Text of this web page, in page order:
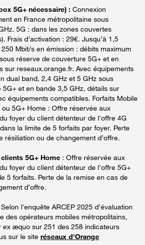
5G+ nécessaire) : Connexion
en France métropolitaine sous
5G : dans les zones couvertes
Frais d’activation : 29€. Jusqu’à 1,5
Mbit/s en émission : débits maximum
réserve de couverture 5G+ et en
sur reseaux.orange.fr. Avec équipements
dual band, 2,4 GHz et 5 GHz sous
et en bande 3,5 GHz, détails sur
équipements compatibles. Forfaits Mobile
5G+ Home : Offre réservée aux
foyer du client détenteur de l'offre 4G
la limite de 5 forfaits par foyer. Perte
résiliation ou de changement d’offre.
5G+ Home : Offre réservée aux
foyer du client détenteur de l'offre 5G+
5 forfaits. Perte de la remise en cas de
d’offre.
Selon l’enquête ARCEP 2025 d’évaluation
des opérateurs mobiles métropolitains,
ex æquo sur 251 des 258 indicateurs
sur le site réseaux d'Orange